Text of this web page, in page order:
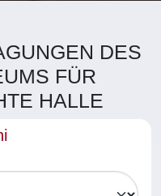
DES
FÜR
HALLE